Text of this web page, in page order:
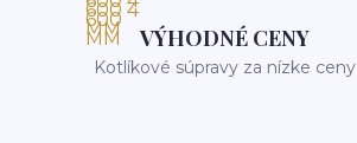
VÝHODNÉ CENY
Kotlíkové súpravy za nízke ceny